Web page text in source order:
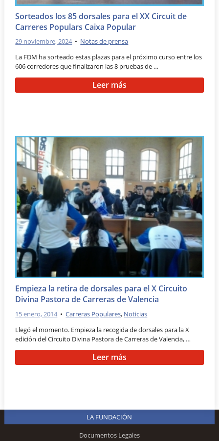
Sorteados los 85 dorsales para el XX Circuit de
Carreres Populars Caixa Popular
29 noviembre, 2024 • Notas de prensa
La FDM ha sorteado estas plazas para el próximo curso entre los
606 corredores que finalizaron las 8 pruebas de …
Leer más
Empieza la retira de dorsales para el X Circuito
Divina Pastora de Carreras de Valencia
15 enero, 2014 •Carreras Populares, Noticias
Llegó el momento. Empieza la recogida de dorsales para la X
edición del Circuito Divina Pastora de Carreras de Valencia, …
Leer más
LA FUNDACIÓN
Documentos Legales